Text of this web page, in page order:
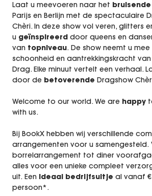
Laat u meevoeren naar het
Parijs en Berlijn met de spectaculaire
Chèri. In deze show vol veren, glitters
u geïnspireerd door queens en
van topniveau. De show neemt u
schoonheid en aantrekkingskracht
Drag. Elke minuut vertelt een verhaal.
door de betoverende Dragshow
Welcome to our world. We are happy
with us.
Bij BookX hebben wij verschillende
arrangementen voor u samengesteld.
borrelarrangement tot diner
alles voor een unieke compleet
uit. Een ideaal bedrijfsuitje al vanaf €
persoon*.